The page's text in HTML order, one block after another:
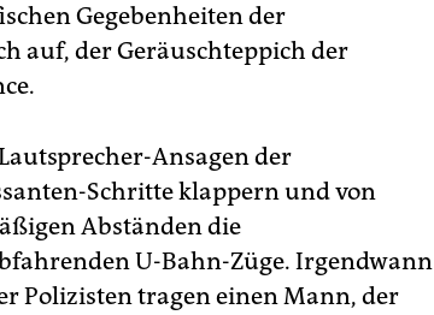
Gegebenheiten der
auf, der Geräuschteppich der
Ansagen der
Schritte klappern und von
Abständen die
U-Bahn-Züge. Irgendwann
Polizisten tragen einen Mann, der